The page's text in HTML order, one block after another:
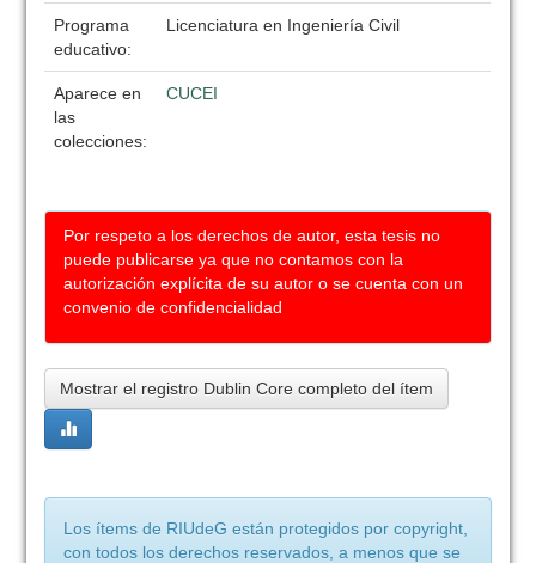
Programa
educativo:
Licenciatura en Ingeniería Civil
Aparece en
las
colecciones:
CUCEI
Por respeto a los derechos de autor, esta tesis no
puede publicarse ya que no contamos con la
autorización explícita de su autor o se cuenta con un
convenio de confidencialidad
Mostrar el registro Dublin Core completo del ítem
Los ítems de RIUdeG están protegidos por copyright,
con todos los derechos reservados, a menos que se